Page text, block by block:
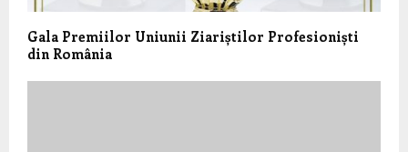
Gala Premiilor Uniunii Ziariștilor Profesioniști
din România